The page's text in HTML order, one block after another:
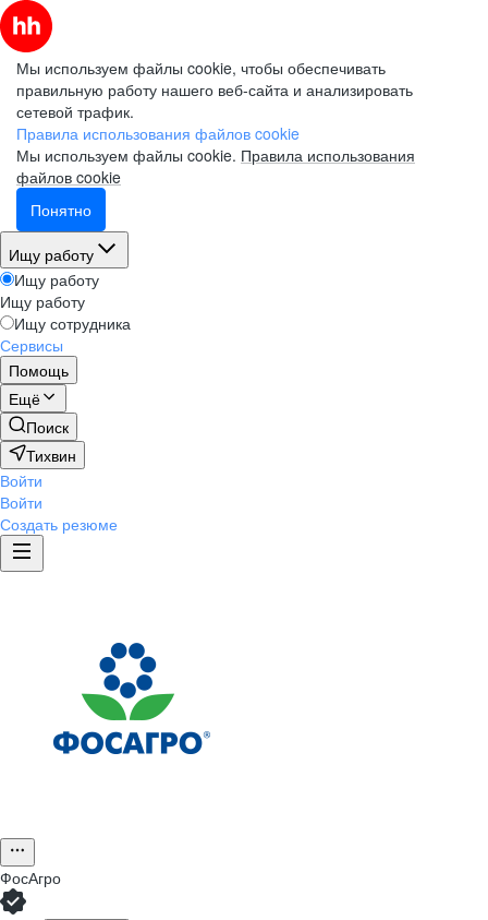
Мы используем файлы cookie, чтобы обеспечивать
правильную работу нашего веб-сайта и анализировать
сетевой трафик.
Правила использования файлов cookie
Мы используем файлы cookie. Правила использования
файлов cookie
Понятно
Ищу работу
Ищу работу
Ищу работу
Ищу сотрудника
Сервисы
Помощь
Ещё
Поиск
Тихвин
Войти
Войти
Создать резюме
ФосАгро